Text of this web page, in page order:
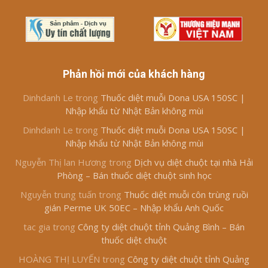
Phản hồi mới của khách hàng
Dinhdanh Le trong Thuốc diệt muỗi Dona USA 150SC |
Nhập khẩu từ Nhật Bản không mùi
Dinhdanh Le trong Thuốc diệt muỗi Dona USA 150SC |
Nhập khẩu từ Nhật Bản không mùi
Nguyễn Thị lan Hương trong Dịch vụ diệt chuột tại nhà Hải
Phòng – Bán thuốc diệt chuột sinh học
Nguyễn trung tuấn trong Thuốc diệt muỗi côn trùng ruồi
gián Perme UK 50EC – Nhập khẩu Anh Quốc
tac gia trong Công ty diệt chuột tỉnh Quảng Bình – Bán
thuốc diệt chuột
HOÀNG THỊ LUYẾN trong Công ty diệt chuột tỉnh Quảng